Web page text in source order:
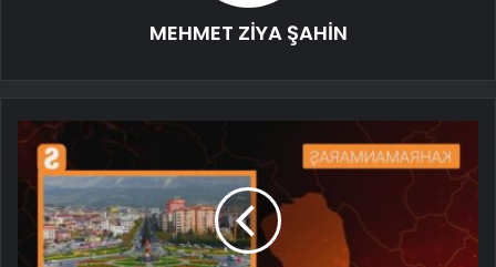
MEHMET ZİYA ŞAHİN